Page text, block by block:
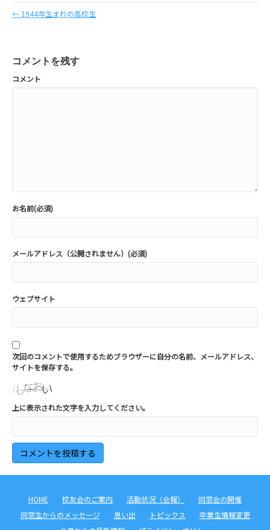
← 1944年生まれの高校生
コメントを残す
コメント
お名前(必須)
メールアドレス（公開されません）(必須)
ウェブサイト
次回のコメントで使用するためブラウザーに自分の名前、メールアドレス、
サイトを保存する。
上に表示された文字を入力してください。
HOME 校友会のご案内 活動状況（会報）
同窓会の開催
同窓生からのメッセージ
思い出 トピックス
卒業生情報変更